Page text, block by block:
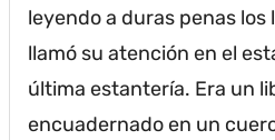
leyendo a duras penas los
llamó su atención en el
última estantería. Era un
encuadernado en un